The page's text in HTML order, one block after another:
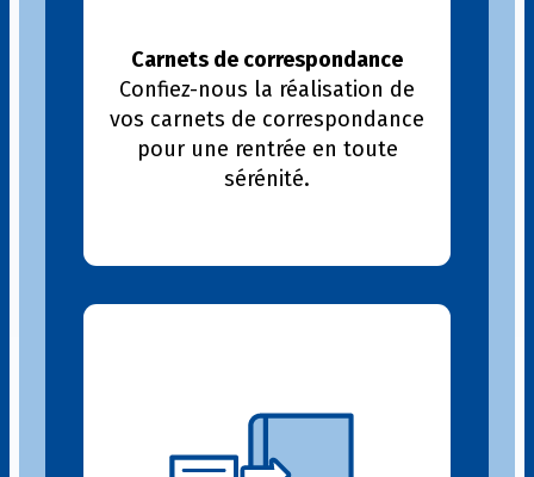
Carnets de correspondance
Confiez-nous la réalisation de
vos carnets de correspondance
pour une rentrée en toute
sérénité.